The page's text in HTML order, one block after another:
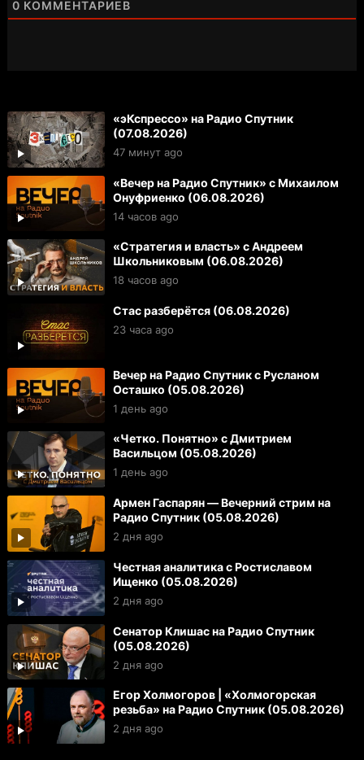
0 КОММЕНТАРИЕВ
«эКспрессо» на Радио Спутник
(07.08.2026)
47 минут ago
«Вечер на Радио Спутник» с Михаилом
Онуфриенко (06.08.2026)
14 часов ago
«Стратегия и власть» с Андреем
Школьниковым (06.08.2026)
18 часов ago
Стас разберётся (06.08.2026)
23 часа ago
Вечер на Радио Спутник с Русланом
Осташко (05.08.2026)
1 день ago
«Четко. Понятно» с Дмитрием
Васильцом (05.08.2026)
1 день ago
Армен Гаспарян — Вечерний стрим на
Радио Спутник (05.08.2026)
2 дня ago
Честная аналитика с Ростиславом
Ищенко (05.08.2026)
2 дня ago
Сенатор Клишас на Радио Спутник
(05.08.2026)
2 дня ago
Егор Холмогоров | «Холмогорская
резьба» на Радио Спутник (05.08.2026)
2 дня ago